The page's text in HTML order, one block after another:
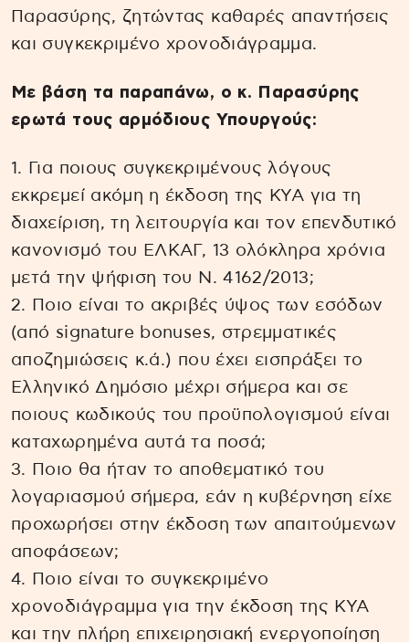
Παρασύρης, ζητώντας καθαρές απαντήσεις
και συγκεκριμένο χρονοδιάγραμμα.
Με βάση τα παραπάνω, ο κ. Παρασύρης
ερωτά τους αρμόδιους Υπουργούς:
1. Για ποιους συγκεκριμένους λόγους
εκκρεμεί ακόμη η έκδοση της ΚΥΑ για τη
διαχείριση, τη λειτουργία και τον επενδυτικό
κανονισμό του ΕΛΚΑΓ, 13 ολόκληρα χρόνια
μετά την ψήφιση του Ν. 4162/2013;
2. Ποιο είναι το ακριβές ύψος των εσόδων
(από signature bonuses, στρεμματικές
αποζημιώσεις κ.ά.) που έχει εισπράξει το
Ελληνικό Δημόσιο μέχρι σήμερα και σε
ποιους κωδικούς του προϋπολογισμού είναι
καταχωρημένα αυτά τα ποσά;
3. Ποιο θα ήταν το αποθεματικό του
λογαριασμού σήμερα, εάν η κυβέρνηση είχε
προχωρήσει στην έκδοση των απαιτούμενων
αποφάσεων;
4. Ποιο είναι το συγκεκριμένο
χρονοδιάγραμμα για την έκδοση της ΚΥΑ
και την πλήρη επιχειρησιακή ενεργοποίηση